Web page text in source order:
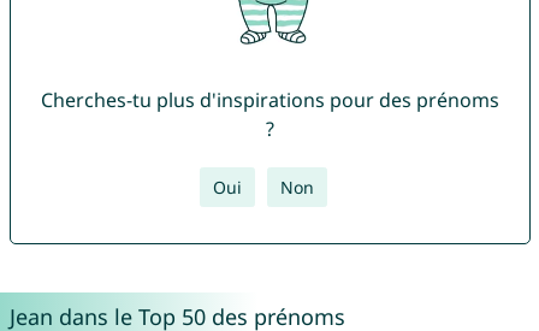
Cherches-tu plus d'inspirations pour des prénoms
?
Oui Non
Jean dans le Top 50 des prénoms